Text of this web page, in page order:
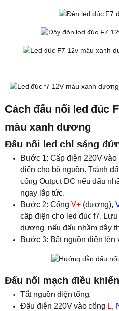
Cách đấu nối led đúc
màu xanh dương
Đấu nối led chỉ sáng
Bước 1: Cấp điện 220V vào
điện cho bộ nguồn. Tránh
cổng Output DC nếu đấu
ngay lập tức.
Bước 2: Cổng V+ (dương),
cấp điện cho led đúc f7.
dương, nếu đấu nhầm dây
Bước 3: Bật nguồn điện lên
Đấu nối mạch điều
Tắt nguồn điện tổng.
Đấu điện 220V vào cổng L,